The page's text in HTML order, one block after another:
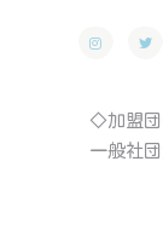
◇加盟
一般社